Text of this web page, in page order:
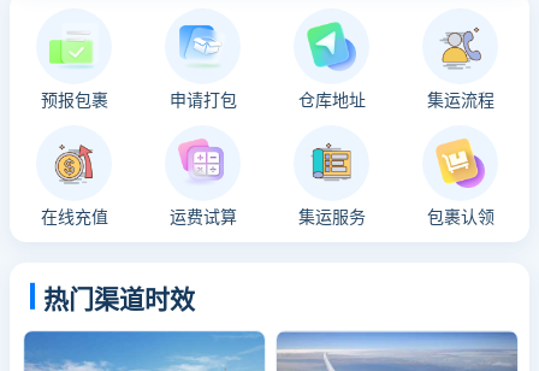
预报包裹 申请打包 仓库地址 集运流程
在线充值 运费试算 集运服务 包裹认领
热门渠道时效